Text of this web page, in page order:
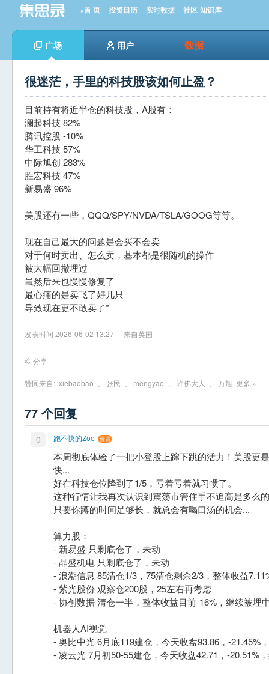
»首 页 投资日历 实时数据 社区-知识库
广场 用户 数据
很迷茫，手里的科技股该如何止盈？
目前持有将近半仓的科技股，A股有：
澜起科技 82%
腾讯控股 -10%
华工科技 57%
中际旭创 283%
胜宏科技 47%
新易盛 96%
美股还有一些，QQQ/SPY/NVDA/TSLA/GOOG等等。
现在自己最大的问题是会买不会卖
对于何时卖出、怎么卖，基本都是很随机的操作
被大幅回撤埋过
虽然后来也慢慢修复了
最心痛的是卖飞了好几只
导致现在更不敢卖了*
发表时间 2026-06-02 13:27 来自英国
分享
赞同来自: xiebaobao 张民 mengyao 许佛大人 万旭 更多 »
77 个回复
0 跑不快的Zoe
本周彻底体验了一把小登股上蹿下跳的活力！美股更
快...
好在科技仓位降到了1/5，亏着亏着就习惯了。
这种行情让我再次认识到震荡市管住手不追高是多么
只要你蹲的时间足够长，就总会有喝口汤的机会...
算力股：
- 新易盛 只剩底仓了，未动
- 晶盛机电 只剩底仓了，未动
- 浪潮信息 85清仓1/3，75清仓剩余2/3，整体收益
- 紫光股份 观察仓200股，25左右再考虑
- 协创数据 清仓一半，整体收益目前-16%，继续被埋
机器人AI视觉
- 奥比中光 6月底119建仓，今天收盘93.86，-21.45%
- 凌云光 7月初50-55建仓，今天收盘42.71，-20.51%